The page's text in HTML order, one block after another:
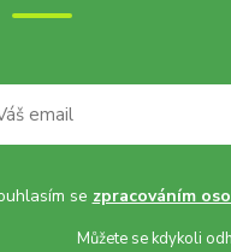
se zpracováním
Můžete se kdykoli